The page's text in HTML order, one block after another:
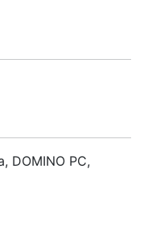
DOMINO PC,